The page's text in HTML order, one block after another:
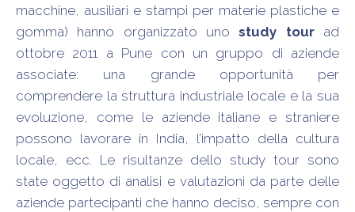
macchine, ausiliari e stampi per materie plastiche e
gomma) hanno organizzato unostudy tourad
ottobre 2011 a Pune con un gruppo di aziende
associate: una grande opportunità per
comprendere la struttura industriale locale e la sua
evoluzione, come le aziende italiane e straniere
possono lavorare in India, l’impatto della cultura
locale, ecc. Le risultanze dello study tour sono
state oggetto di analisi e valutazioni da parte delle
aziende partecipanti che hanno deciso, sempre con